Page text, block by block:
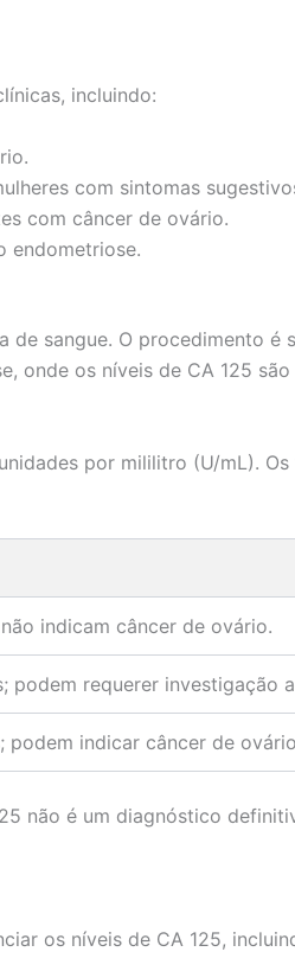
incluindo:
com sintomas
com câncer de ovário.
endometriose.
sangue. O procedimento
onde os níveis de CA 125
por mililitro (U/mL).
indicam câncer de ovário.
podem requerer investigação
podem indicar câncer de
não é um diagnóstico
os níveis de CA 125,